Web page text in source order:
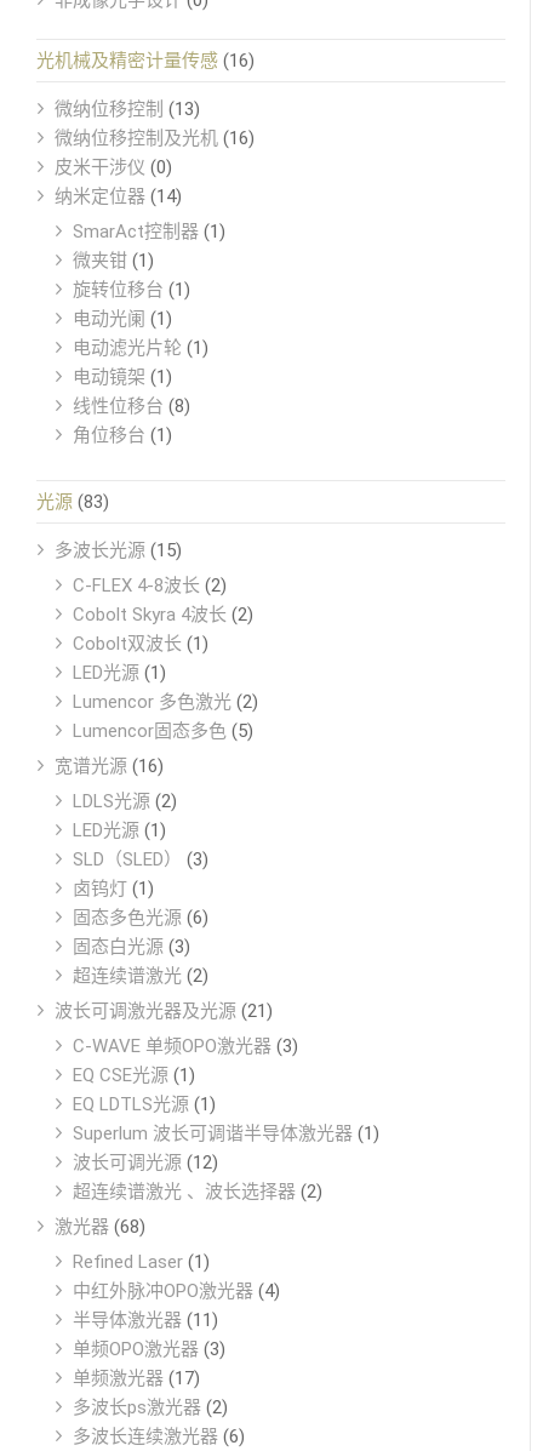
光机械及精密计量传感 (16)
微纳位移控制 (13)
微纳位移控制及光机 (16)
皮米干涉仪 (0)
纳米定位器 (14)
SmarAct控制器 (1)
微夹钳 (1)
旋转位移台 (1)
电动光阑 (1)
电动滤光片轮 (1)
电动镜架 (1)
线性位移台 (8)
角位移台 (1)
光源 (83)
多波长光源 (15)
C-FLEX 4-8波长 (2)
Cobolt Skyra 4波长 (2)
Cobolt双波长 (1)
LED光源 (1)
Lumencor 多色激光 (2)
Lumencor固态多色 (5)
宽谱光源 (16)
LDLS光源 (2)
LED光源 (1)
SLD（SLED）
(3)
卤钨灯 (1)
固态多色光源 (6)
固态白光源 (3)
超连续谱激光 (2)
波长可调激光器及光源 (21)
C-WAVE 单频OPO激光器 (3)
EQ CSE光源 (1)
EQ LDTLS光源 (1)
Superlum 波长可调谐半导体激光器 (1)
波长可调光源 (12)
超连续谱激光 、波长选择器 (2)
激光器 (68)
Refined Laser (1)
中红外脉冲OPO激光器 (4)
半导体激光器 (11)
单频OPO激光器 (3)
单频激光器 (17)
多波长ps激光器 (2)
多波长连续激光器 (6)